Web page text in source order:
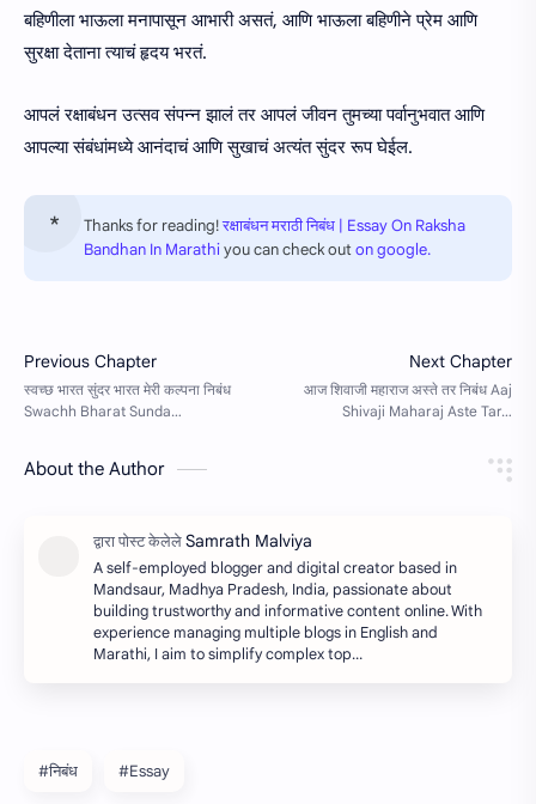
बहिणीला भाऊला मनापासून आभारी असतं, आणि भाऊला बहिणीने प्रेम आणि
सुरक्षा देताना त्याचं हृदय भरतं.
आपलं रक्षाबंधन उत्सव संपन्न झालं तर आपलं जीवन तुमच्या पर्वानुभवात आणि
आपल्या संबंधांमध्ये आनंदाचं आणि सुखाचं अत्यंत सुंदर रूप घेईल.
Thanks for reading!रक्षाबंधन मराठी निबंध | Essay On Raksha
Bandhan In Marathiyou can check outon google.
About the Author
A self-employed blogger and digital creator based in
Mandsaur, Madhya Pradesh, India, passionate about
building trustworthy and informative content online. With
experience managing multiple blogs in English and
Marathi, I aim to simplify complex top…
#निबंध #Essay